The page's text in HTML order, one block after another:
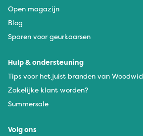
Open magazijn
Blog
Sparen voor geurkaarsen
Hulp & ondersteuning
Tips voor het juist branden van
Zakelijke klant worden?
Summersale
Volg ons